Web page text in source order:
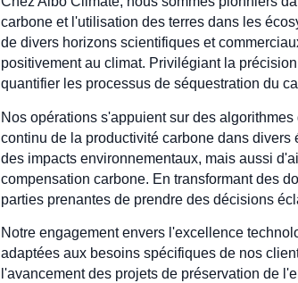
carbone et l'utilisation des terres dans les
de divers horizons scientifiques et
positivement au climat. Privilégiant la
quantifier les processus de séquestration du
Nos opérations s'appuient sur des
continu de la productivité carbone dans
des impacts environnementaux, mais aussi
compensation carbone. En transformant des
parties prenantes de prendre des décisions
Notre engagement envers l'excellence
adaptées aux besoins spécifiques de nos
l'avancement des projets de préservation de